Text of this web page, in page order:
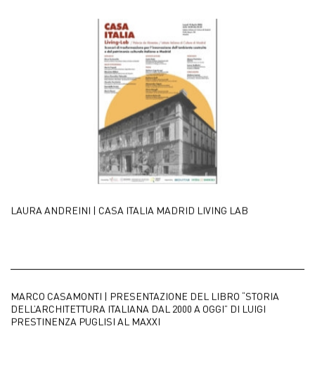
LAURA ANDREINI | CASA ITALIA MADRID LIVING LAB
MARCO CASAMONTI | PRESENTAZIONE DEL LIBRO “STORIA
DELL’ARCHITETTURA ITALIANA DAL 2000 A OGGI” DI LUIGI
PRESTINENZA PUGLISI AL MAXXI